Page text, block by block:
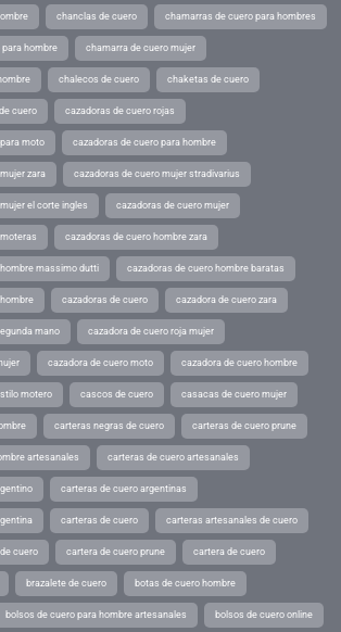
chanclas de cuero chamarras de cuero para hombres
hombre chamarra de cuero mujer
chalecos de cuero chaketas de cuero
cuero cazadoras de cuero rojas
moto cazadoras de cuero para hombre
zara cazadoras de cuero mujer stradivarius
el corte ingles cazadoras de cuero mujer
cazadoras de cuero hombre zara
massimo dutti cazadoras de cuero hombre baratas
cazadoras de cuero cazadora de cuero zara
mano cazadora de cuero roja mujer
cazadora de cuero moto cazadora de cuero hombre
motero cascos de cuero casacas de cuero mujer
carteras negras de cuero carteras de cuero prune
artesanales carteras de cuero artesanales
carteras de cuero argentinas
carteras de cuero carteras artesanales de cuero
cuero cartera de cuero prune cartera de cuero
brazalete de cuero botas de cuero hombre
bolsos de cuero para hombre artesanales bolsos de cuero online